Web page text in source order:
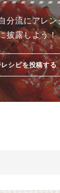
分流にアレン
披露しよう！
シピを投稿する